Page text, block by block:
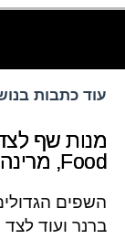
עוד כתבות
Food, מרינה הרצליה
השפים
ברנר ועוד